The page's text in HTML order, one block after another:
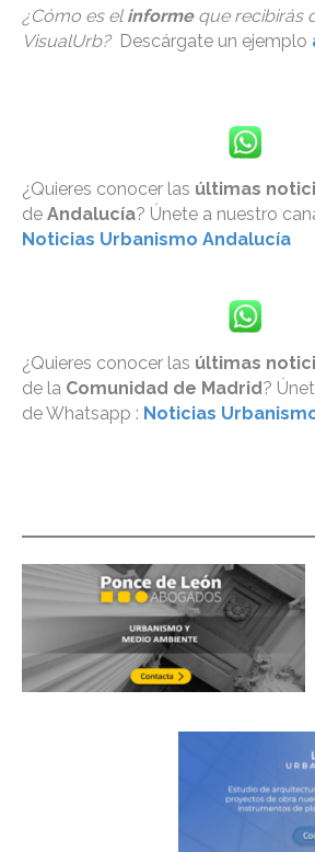
¿Cómo es el informe que recibirás
VisualUrb?Descárgate un ejemplo
¿Quieres conocer las últimas
de Andalucía? Únete a nuestro
Noticias Urbanismo Andalucía
¿Quieres conocer las últimas
de la Comunidad de Madrid?
de Whatsapp : Noticias